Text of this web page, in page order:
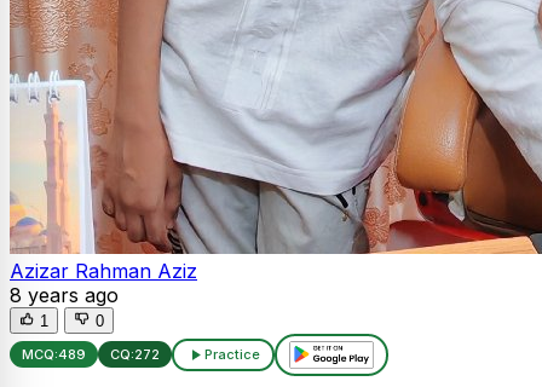
Azizar Rahman Aziz
8 years ago
1 0
MCQ:489 CQ:272 Practice